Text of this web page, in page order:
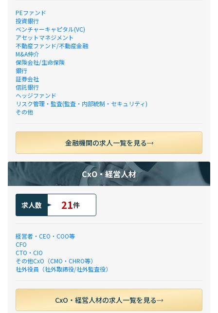
PEファンド
投資銀行
ベンチャーキャピタル(VC)
アセットマネジメント
不動産ファンド/不動産金融
M&A仲介
保険会社/生命保険
銀行
証券会社
信託銀行
ヘッジファンド
リスク管理・監査(監査・内部統制・セキュリティ)
その他
金融機関の求人一覧を見る
CxO・経営人材
求人数 21件
経営者・CEO・COO等
CFO
CTO・CIO
その他CxO（CMO・CHRO等）
社外役員（社外取締役/社外監査役）
CxO・経営人材の求人一覧を見る